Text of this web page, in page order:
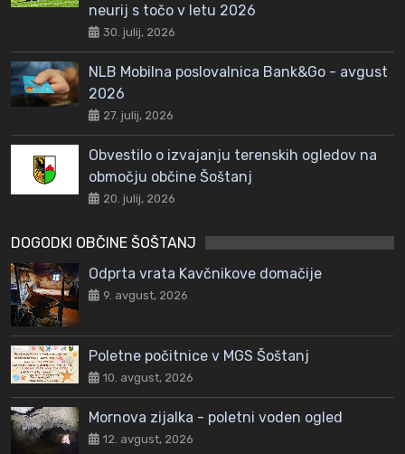
neurij s točo v letu 2026
30. julij, 2026
NLB Mobilna poslovalnica Bank&Go - avgust
2026
27. julij, 2026
Obvestilo o izvajanju terenskih ogledov na
območju občine Šoštanj
20. julij, 2026
DOGODKI OBČINE ŠOŠTANJ
Odprta vrata Kavčnikove domačije
9. avgust, 2026
Poletne počitnice v MGS Šoštanj
10. avgust, 2026
Mornova zijalka - poletni voden ogled
12. avgust, 2026